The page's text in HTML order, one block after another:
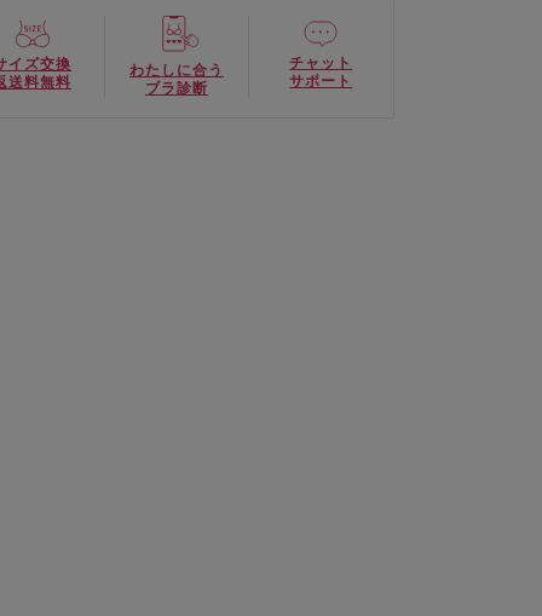
イズ交換
送料無料
わたしに合う
ブラ診断
チャット
サポート